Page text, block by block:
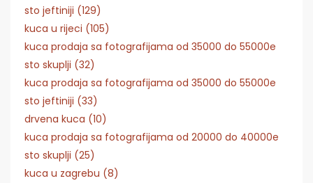
sto jeftiniji (129)
kuca u rijeci (105)
kuca prodaja sa fotografijama od 35000 do 55000e
sto skuplji (32)
kuca prodaja sa fotografijama od 35000 do 55000e
sto jeftiniji (33)
drvena kuca (10)
kuca prodaja sa fotografijama od 20000 do 40000e
sto skuplji (25)
kuca u zagrebu (8)